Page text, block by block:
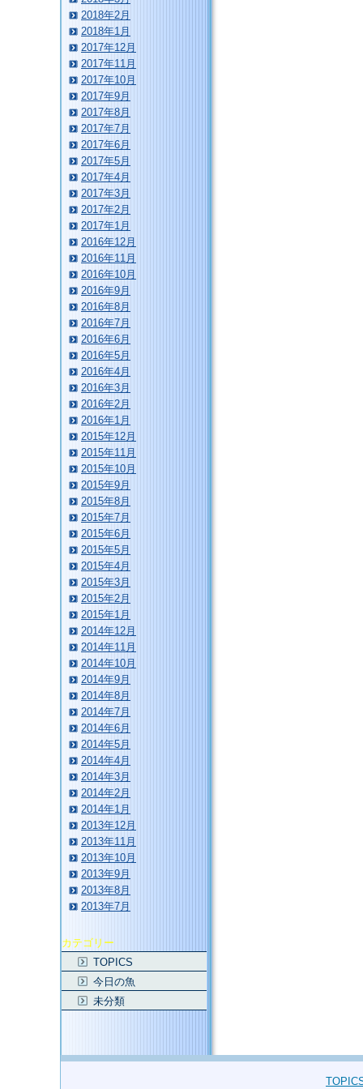
2018年2月
2018年1月
2017年12月
2017年11月
2017年10月
2017年9月
2017年8月
2017年7月
2017年6月
2017年5月
2017年4月
2017年3月
2017年2月
2017年1月
2016年12月
2016年11月
2016年10月
2016年9月
2016年8月
2016年7月
2016年6月
2016年5月
2016年4月
2016年3月
2016年2月
2016年1月
2015年12月
2015年11月
2015年10月
2015年9月
2015年8月
2015年7月
2015年6月
2015年5月
2015年4月
2015年3月
2015年2月
2015年1月
2014年12月
2014年11月
2014年10月
2014年9月
2014年8月
2014年7月
2014年6月
2014年5月
2014年4月
2014年3月
2014年2月
2014年1月
2013年12月
2013年11月
2013年10月
2013年9月
2013年8月
2013年7月
カテゴリー
TOPICS
今日の魚
未分類